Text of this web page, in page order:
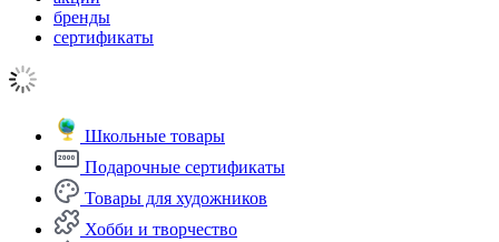
бренды
сертификаты
Школьные товары
Подарочные сертификаты
Товары для художников
Хобби и творчество